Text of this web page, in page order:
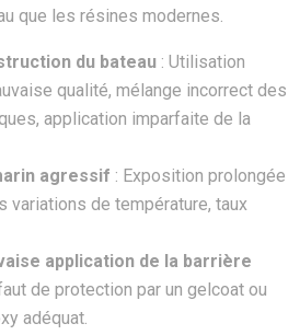
que les résines modernes.
du bateau : Utilisation
qualité, mélange incorrect des
application imparfaite de la
agressif : Exposition prolongée
variations de température, taux
application de la barrière
de protection par un gelcoat ou
adéquat.